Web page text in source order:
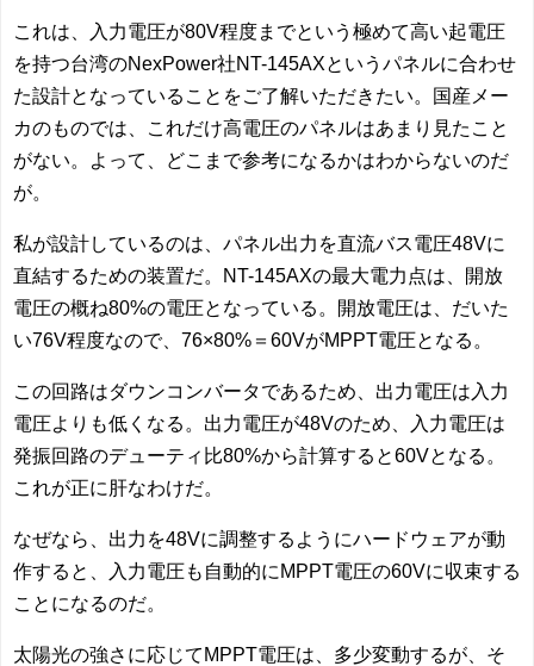
これは、入力電圧が80V程度までという極めて高い起電圧
を持つ台湾のNexPower社NT-145AXというパネルに合わせ
た設計となっていることをご了解いただきたい。国産メー
カのものでは、これだけ高電圧のパネルはあまり見たこと
がない。よって、どこまで参考になるかはわからないのだ
が。
私が設計しているのは、パネル出力を直流バス電圧48Vに
直結するための装置だ。NT-145AXの最大電力点は、開放
電圧の概ね80%の電圧となっている。開放電圧は、だいた
い76V程度なので、76×80%＝60VがMPPT電圧となる。
この回路はダウンコンバータであるため、出力電圧は入力
電圧よりも低くなる。出力電圧が48Vのため、入力電圧は
発振回路のデューティ比80%から計算すると60Vとなる。
これが正に肝なわけだ。
なぜなら、出力を48Vに調整するようにハードウェアが動
作すると、入力電圧も自動的にMPPT電圧の60Vに収束する
ことになるのだ。
太陽光の強さに応じてMPPT電圧は、多少変動するが、そ